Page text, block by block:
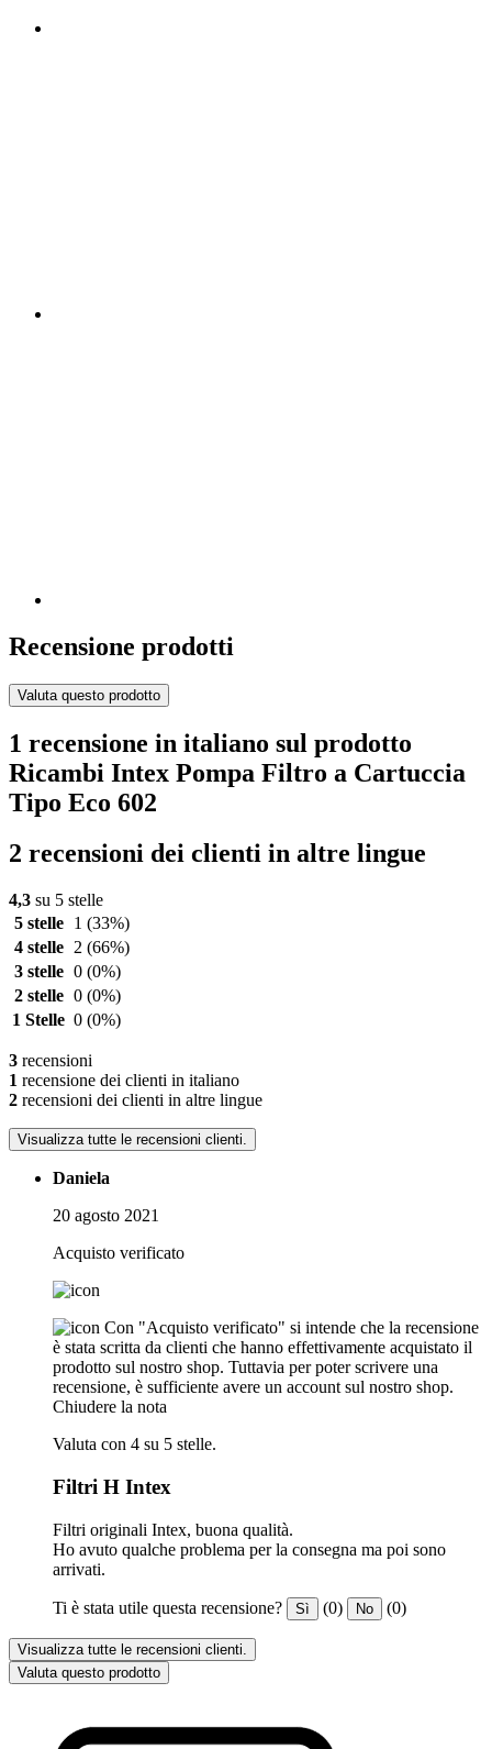
Recensione prodotti
Valuta questo prodotto
1 recensione in italiano sul prodotto
Ricambi Intex Pompa Filtro a Cartuccia
Tipo Eco 602
2 recensioni dei clienti in altre lingue
4,3 su 5 stelle
5 stelle
1 (33%)
4 stelle
2 (66%)
3 stelle 0 (0%)
2 stelle 0 (0%)
1 Stelle 0 (0%)
3 recensioni
1 recensione dei clienti in italiano
2 recensioni dei clienti in altre lingue
Visualizza tutte le recensioni clienti.
Daniela
20 agosto 2021
Acquisto verificato
Con "Acquisto verificato" si intende che la recensione
è stata scritta da clienti che hanno effettivamente acquistato il
prodotto sul nostro shop. Tuttavia per poter scrivere una
recensione, è sufficiente avere un account sul nostro shop.
Chiudere la nota
Valuta con 4 su 5 stelle.
Filtri H Intex
Filtri originali Intex, buona qualità.
Ho avuto qualche problema per la consegna ma poi sono
arrivati.
Ti è stata utile questa recensione? Sì (0) No (0)
Visualizza tutte le recensioni clienti.
Valuta questo prodotto